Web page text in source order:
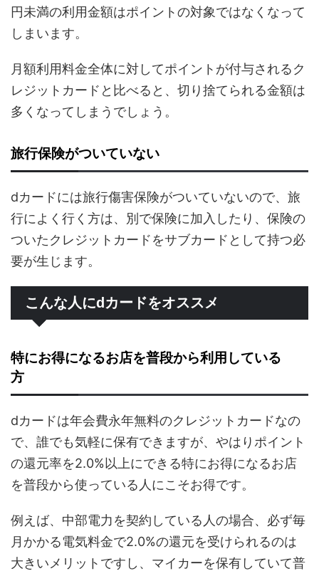
円未満の利用金額はポイントの対象ではなくなって
しまいます。
月額利用料金全体に対してポイントが付与されるク
レジットカードと比べると、切り捨てられる金額は
多くなってしまうでしょう。
旅行保険がついていない
dカードには旅行傷害保険がついていないので、旅
行によく行く方は、別で保険に加入したり、保険の
ついたクレジットカードをサブカードとして持つ必
要が生じます。
こんな人にdカードをオススメ
特にお得になるお店を普段から利用している
方
dカードは年会費永年無料のクレジットカードなの
で、誰でも気軽に保有できますが、やはりポイント
の還元率を2.0%以上にできる特にお得になるお店
を普段から使っている人にこそお得です。
例えば、中部電力を契約している人の場合、必ず毎
月かかる電気料金で2.0%の還元を受けられるのは
大きいメリットですし、マイカーを保有していて普